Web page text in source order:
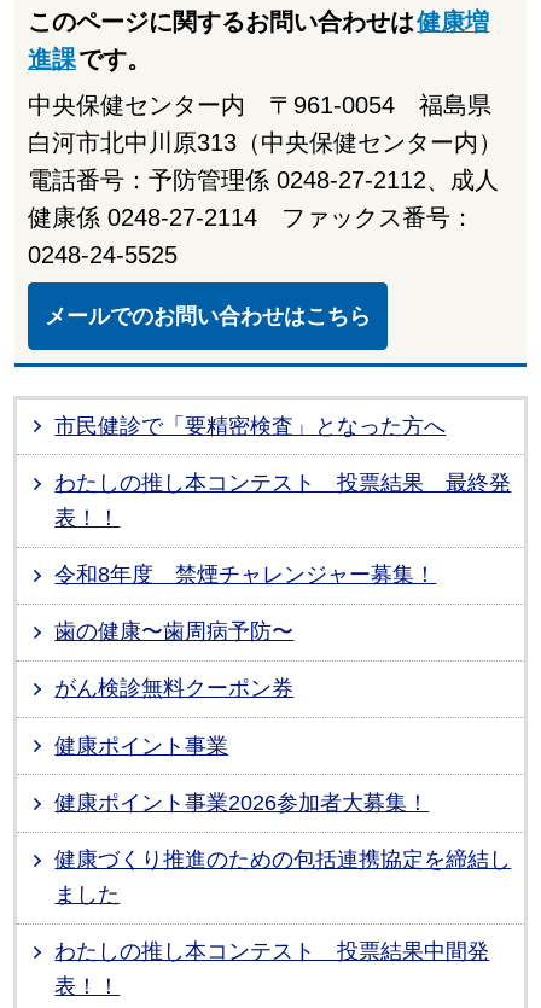
このページに関するお問い合わせは健康増
進課です。
中央保健センター内 〒961-0054 福島県
白河市北中川原313（中央保健センター内）
電話番号：予防管理係 0248-27-2112、成人
健康係 0248-27-2114 ファックス番号：
0248-24-5525
メールでのお問い合わせはこちら
市民健診で「要精密検査」となった方へ
わたしの推し本コンテスト 投票結果 最終発
表！！
令和8年度 禁煙チャレンジャー募集！
歯の健康〜歯周病予防〜
がん検診無料クーポン券
健康ポイント事業
健康ポイント事業2026参加者大募集！
健康づくり推進のための包括連携協定を締結し
ました
わたしの推し本コンテスト 投票結果中間発
表！！